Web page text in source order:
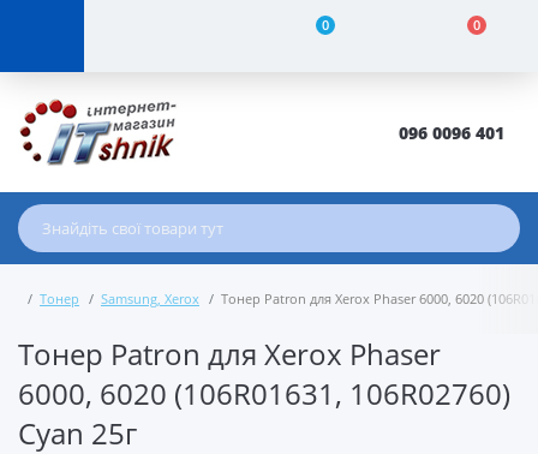
0 0
096 0096 401
Тонер Samsung, Xerox Тонер Patron для Xerox Phaser 6000, 6020
Тонер Patron для Xerox Phaser
6000, 6020 (106R01631, 106R02760)
Cyan 25г